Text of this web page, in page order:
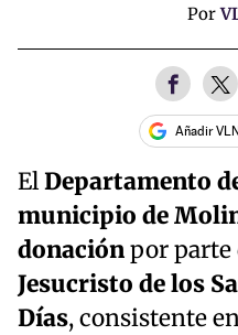
Por
Añadir
ElDepartamento
municipio de
donaciónpor parte
Jesucristo de los
Días, consistente